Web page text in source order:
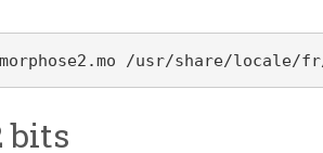
/usr/share/locale/fr/
bits